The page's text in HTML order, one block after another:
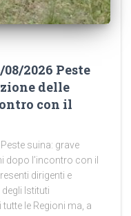
2026 Peste
delle
con il
suina: grave
dopo l’incontro con il
dirigenti e
Istituti
le Regioni ma, a